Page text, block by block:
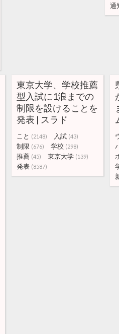
通
東京大学、学校推薦
型入試に1浪までの
制限を設けることを
発表 | スラド
こと (2148) 入試 (43)
制限 (676) 学校 (298)
推薦 (45) 東京大学 (139)
発表 (8587)